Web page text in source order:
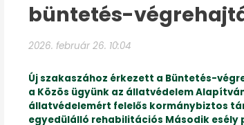
büntetés-
2026. február 26. 10:04
Új szakaszához érkezett a Büntetés-
a Közös ügyünk az állatvédelem
állatvédelemért felelős kormánybiztos
egyedülálló rehabilitációs Második esély